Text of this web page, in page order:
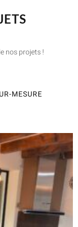
nos projets !
MESURE